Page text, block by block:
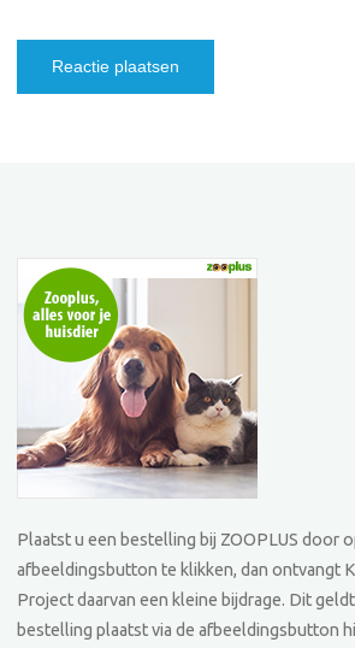
Plaatst u een bestelling bij ZOOPLUS door
afbeeldingsbutton te klikken, dan ontvangt
Project daarvan een kleine bijdrage. Dit
bestelling plaatst via de afbeeldingsbutton